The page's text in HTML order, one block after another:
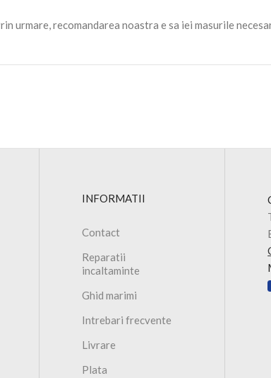
recomandarea noastra e sa iei masurile
INFORMATII
Contact
Reparatii
incaltaminte
Ghid marimi
Intrebari frecvente
Livrare
Plata